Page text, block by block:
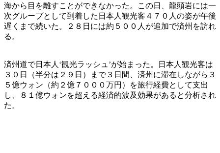
海から目を離すことができなかった。この日、龍頭岩には一
次グループとして到着した日本人観光客４７０人の姿が午後
遅くまで続いた。２８日には約５００人が追加で済州を訪れ
る。
済州道で日本人‘観光ラッシュ’が始まった。日本人観光客は
３０日（半分は２９日）まで３日間、済州に滞在しながら３
５億ウォン（約２億７０００万円）を旅行経費として支出
し、８１億ウォンを超える経済的波及効果があると分析され
た。